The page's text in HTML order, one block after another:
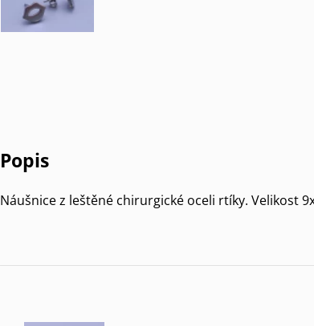
Popis
Náušnice z leštěné chirurgické oceli rtíky. Velikost